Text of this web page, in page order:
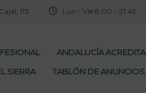
Lun - Vie 8:00 - 21:45
113
ANDALUCÍA ACREDITA
SIERRA
TABLÓN DE ANUNCIOS